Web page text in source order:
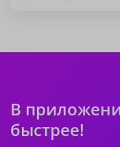
В
быстрее!